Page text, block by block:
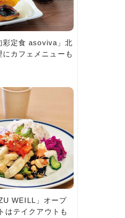
彩定食 asoviva」北
カフェメニューも
WEILL」オープ
はテイクアウトも